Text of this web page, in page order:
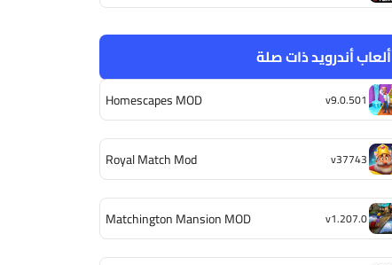
ألعاب أندرويد ذات صلة
Homescapes MOD v9.0.501
Royal Match Mod v37743
Matchington Mansion MOD v1.207.0